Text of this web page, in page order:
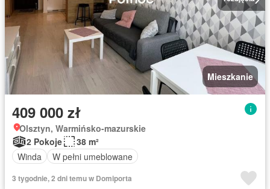
Mieszkanie
409 000 zł
Olsztyn, Warmińsko-mazurskie
2 Pokoje
38 m²
Winda
W pełni umeblowane
3 tygodnie, 2 dni temu w Domiporta